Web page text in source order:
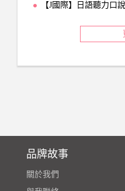
【J國際】日語聽力口
品牌故事
關於我們